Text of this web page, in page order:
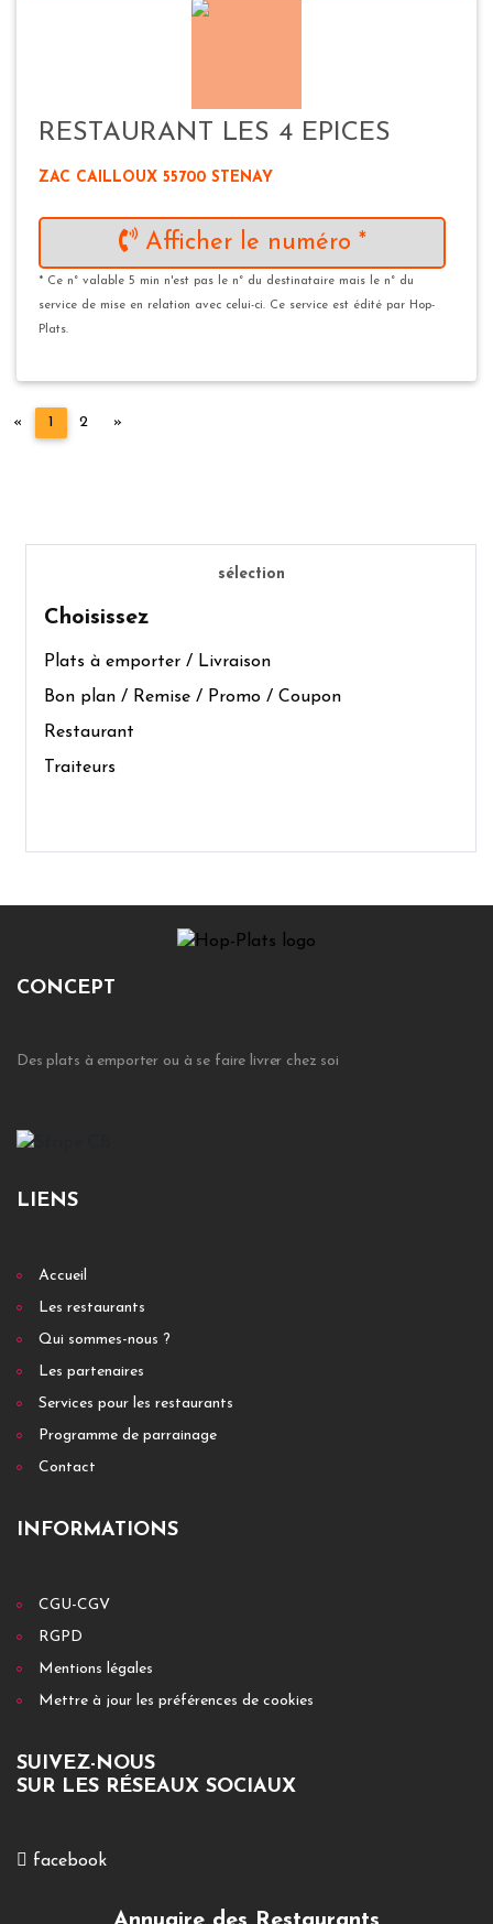
RESTAURANT LES 4 EPICES
ZAC CAILLOUX 55700 STENAY
Afficher le numéro *
* Ce n° valable 5 min n'est pas le n° du destinataire mais le n° du
service de mise en relation avec celui-ci. Ce service est édité par Hop-
Plats.
« Précédent
1 2 »
sélection
Choisissez
Plats à emporter / Livraison
Bon plan / Remise / Promo / Coupon
Restaurant
Traiteurs
CONCEPT
Des plats à emporter ou à se faire livrer chez soi
LIENS
Accueil
Les restaurants
Qui sommes-nous ?
Les partenaires
Services pour les restaurants
Programme de parrainage
Contact
INFORMATIONS
CGU-CGV
RGPD
Mentions légales
Mettre à jour les préférences de cookies
SUIVEZ-NOUS
SUR LES RÉSEAUX SOCIAUX
facebook